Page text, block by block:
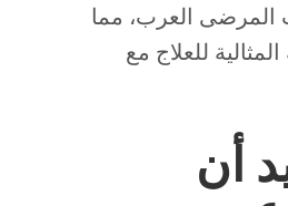
المرضى العرب، مما
للعلاج مع
أن